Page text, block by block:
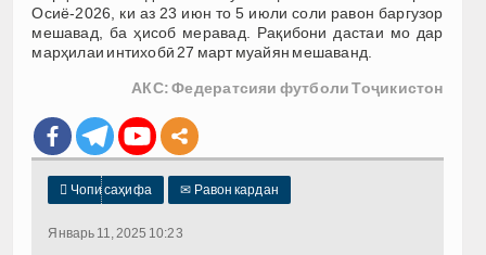
Осиё-2026, ки аз 23 июн то 5 июли соли равон баргузор
мешавад, ба ҳисоб меравад. Рақибони дастаи мо дар
марҳилаи интихобӣ 27 март муайян мешаванд.
АКС: Федератсияи футболи Тоҷикистон
 Чопи саҳифа ✉ Равон кардан
Январь 11, 2025 10:23